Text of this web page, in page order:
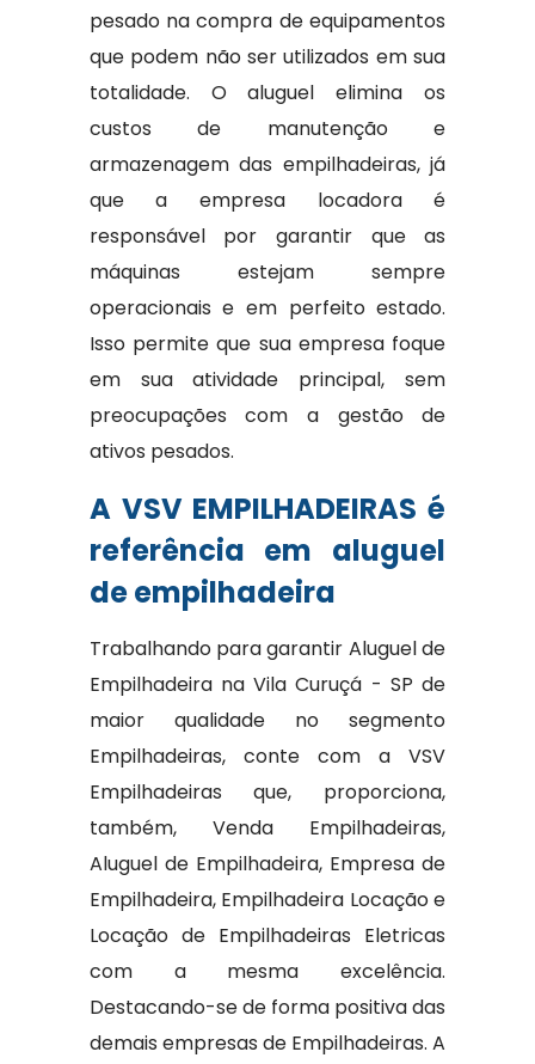
pesado na compra de equipamentos
que podem não ser utilizados em sua
totalidade. O aluguel elimina os
custos de manutenção e
armazenagem das empilhadeiras, já
que a empresa locadora é
responsável por garantir que as
máquinas estejam sempre
operacionais e em perfeito estado.
Isso permite que sua empresa foque
em sua atividade principal, sem
preocupações com a gestão de
ativos pesados.
A VSV EMPILHADEIRAS é
referência em aluguel
de empilhadeira
Trabalhando para garantir Aluguel de
Empilhadeira na Vila Curuçá - SP de
maior qualidade no segmento
Empilhadeiras, conte com a VSV
Empilhadeiras que, proporciona,
também, Venda Empilhadeiras,
Aluguel de Empilhadeira, Empresa de
Empilhadeira, Empilhadeira Locação e
Locação de Empilhadeiras Eletricas
com a mesma excelência.
Destacando-se de forma positiva das
demais empresas de Empilhadeiras. A